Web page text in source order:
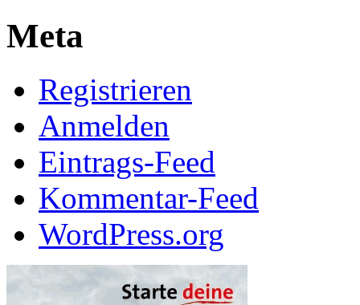
Meta
Registrieren
Anmelden
Eintrags-Feed
Kommentar-Feed
WordPress.org